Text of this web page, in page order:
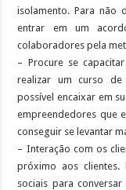
isolamento. Para não
entrar em um
colaboradores pela
– Procure se
realizar um curso de
possível encaixar em
empreendedores que
conseguir se levantar
– Interação com os
próximo aos clientes.
sociais para